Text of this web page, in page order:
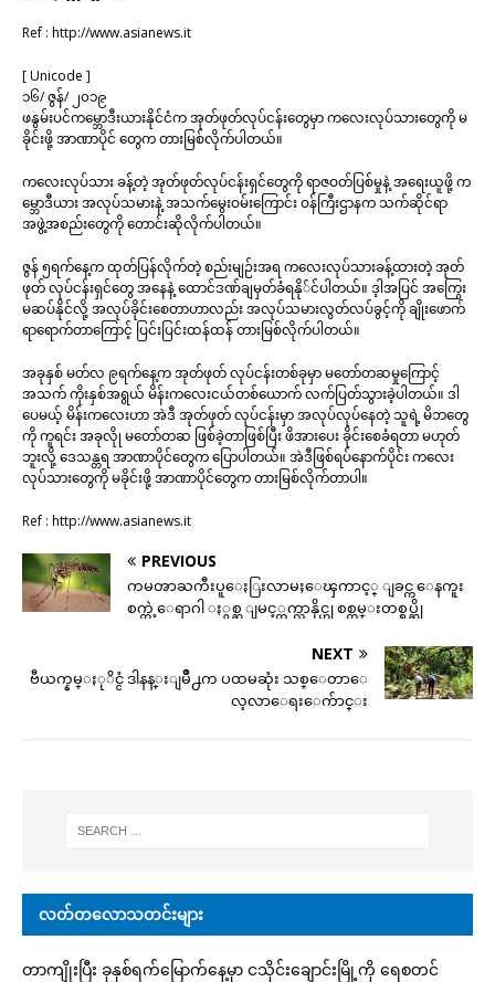
Ref : http://www.asianews.it
[ Unicode ]
၁၆/ ဇွန်/ ၂၀၁၉
ဖနွမ်းပင်ကမ္ဘောဒီးယားနိုင်ငံက အုတ်ဖုတ်လုပ်ငန်းတွေမှာ ကလေးလုပ်သားတွေကို မ
ခိုင်းဖို့ အာဏာပိုင် တွေက တားမြစ်လိုက်ပါတယ်။
ကလေးလုပ်သား ခန့်တဲ့ အုတ်ဖုတ်လုပ်ငန်းရှင်တွေကို ရာဇဝတ်ပြစ်မှုနဲ့ အရေးယူဖို့ က
မ္ဘောဒီယား အလုပ်သမားနဲ့ အသက်မွေးဝမ်းကြောင်း ဝန်ကြီးဌာနက သက်ဆိုင်ရာ
အဖွဲ့အစည်းတွေကို တောင်းဆိုလိုက်ပါတယ်။
ဇွန် ၅ရက်နေ့က ထုတ်ပြန်လိုက်တဲ့ စည်းမျဉ်းအရ ကလေးလုပ်သားခန့်ထားတဲ့ အုတ်
ဖုတ် လုပ်ငန်းရှင်တွေ အနေနဲ့ ထောင်ဒဏ်ချမှတ်ခံရနို်င်ပါတယ်။ ဒ့ါအပြင် အကြွေး
မဆပ်နိုင်လို့ အလုပ်ခိုင်းစေတာဟာလည်း အလုပ်သမားလွတ်လပ်ခွင့်ကို ချိုးဖောက်
ရာရောက်တာကြောင့် ပြင်းပြင်းထန်ထန် တားမြစ်လိုက်ပါတယ်။
အခုနှစ် မတ်လ ၉ရက်နေ့က အုတ်ဖုတ် လုပ်ငန်းတစ်ခုမှာ မတော်တဆမှုကြောင့်
အသက် ကိုးနှစ်အရွယ် မိန်းကလေးငယ်တစ်ယောက် လက်ပြတ်သွားခဲ့ပါတယ်။ ဒါ
ပေမယ့် မိန်းကလေးဟာ အဲဒီ အုတ်ဖုတ် လုပ်ငန်းမှာ အလုပ်လုပ်နေတဲ့ သူရဲ့ မိဘတွေ
ကို ကူရင်း အခုလိုု မတော်တဆ ဖြစ်ခဲ့တာဖြစ်ပြီး ဖိအားပေး ခိုင်းစေခံရတာ မဟုတ်
ဘူးလို့ ဒေသန္တရ အာဏာပိုင်တွေက ပြောပါတယ်။ အဲဒီဖြစ်ရပ်နောက်ပိုင်း ကလေး
လုပ်သားတွေကို မခိုင်းဖို့ အာဏာပိုင်တွေက တားမြစ်လိုက်တာပါ။
Ref : http://www.asianews.it
PREVIOUS
ကမၻာႀကီးပူေႏြးလာမႈေၾကာင့္ ျခင္က ေနကူး
စက္တဲ့ေရာဂါ ႏွစ္ဆ ျမင့္တက္လာနိုင္ဟု စစ္တမ္းတစ္ရပ္ဆို
NEXT
ဗီယက္နမ္ႏုိင္ငံ ဒါနန္းျမိဳ႕က ပထမဆုံး သစ္ေတာေ
လ့လာေရးေက်ာင္း
လတ်တလောသတင်းများ
တာကျိုးပြီး ခုနှစ်ရက်မြောက်နေ့မှာ ငသိုင်းချောင်းမြို့ကို ရေစတင်